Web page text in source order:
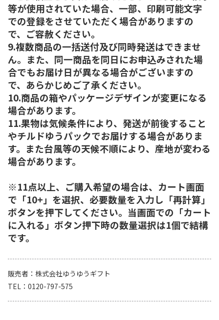
等が使用されていた場合、一部、印刷可能文字
での登録をさせていただく場合がありますの
で、ご容赦ください。
9.複数商品の一括送付及び同時発送はできませ
ん。また、同一商品を同日にお申込みされた場
合でもお届け日が異なる場合がございますの
で、あらかじめご了承ください。
10.商品の箱やパッケージデザインが変更になる
場合があります。
11.果物は気候条件により、発送が前後すること
やチルドゆうパックでお届けする場合がありま
す。また台風等の天候不順により、産地が変わる
場合があります。
※11点以上、ご購入希望の場合は、カート画面
で「10+」を選択、必要数量を入力し「再計算」
ボタンを押下してください。当画面での「カート
に入れる」ボタン押下時の数量選択は1個で結構
です。
販売者
株式会社ゆうゆうギフト
TEL
0120-797-575